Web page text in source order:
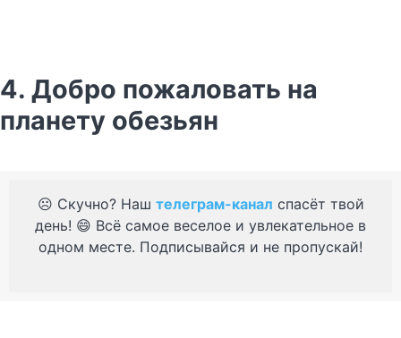
4. Добро пожаловать на
планету обезьян
☹️ Скучно? Наш телеграм-канал спасёт твой
день! 😄 Всё самое веселое и увлекательное в
одном месте. Подписывайся и не пропускай!